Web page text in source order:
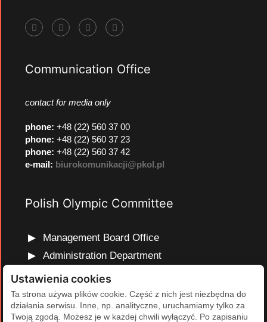
Communication Office
contact for media only
phone: +48 (22) 560 37 00
phone: +48 (22) 560 37 23
phone: +48 (22) 560 37 42
e-mail: biurokomunikacji@pkol.pl
Polish Olympic Committee
Management Board Office
Administration Department
Marketing and Communications Department
Olympic Education Department
Finance and Human Resources Department
Ustawienia cookies
Ta strona używa plików cookie. Część z nich jest niezbędna do
działania serwisu. Inne, np. analityczne, uruchamiamy tylko za
Twoją zgodą. Możesz je w każdej chwili wyłączyć. Po zapisaniu